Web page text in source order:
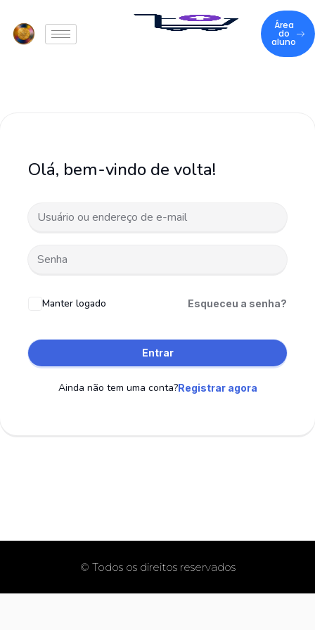
Área
do
aluno
Olá, bem-vindo de volta!
Manter logado Esqueceu a senha?
Entrar
Ainda não tem uma conta?Registrar agora
© Todos os direitos reservados